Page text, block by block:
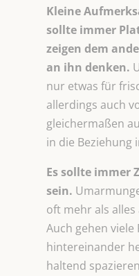
Kleine
sollte immer
zeigen dem
an ihn denken.
nur etwas für
allerdings auch
gleichermaßen
in die Beziehung
Es sollte immer
sein.
oft mehr als alles
Auch gehen viele
hintereinander
haltend